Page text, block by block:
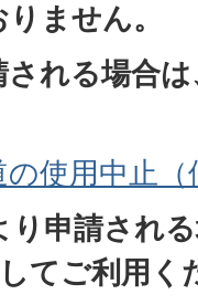
ません。
れる場合
の使用中止
申請され
てご利用く